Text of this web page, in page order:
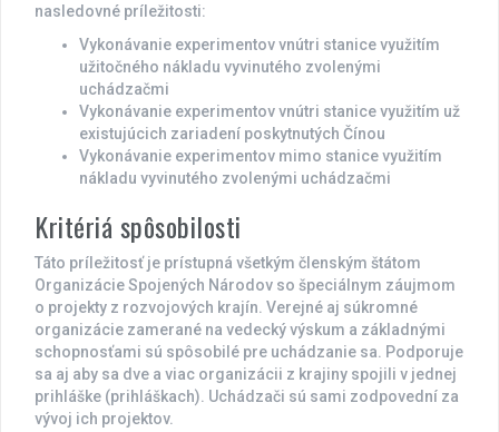
nasledovné príležitosti:
Vykonávanie experimentov vnútri stanice využitím
užitočného nákladu vyvinutého zvolenými
uchádzačmi
Vykonávanie experimentov vnútri stanice využitím už
existujúcich zariadení poskytnutých Čínou
Vykonávanie experimentov mimo stanice využitím
nákladu vyvinutého zvolenými uchádzačmi
Kritériá spôsobilosti
Táto príležitosť je prístupná všetkým členským štátom
Organizácie Spojených Národov so špeciálnym záujmom
o projekty z rozvojových krajín. Verejné aj súkromné
organizácie zamerané na vedecký výskum a základnými
schopnosťami sú spôsobilé pre uchádzanie sa. Podporuje
sa aj aby sa dve a viac organizácii z krajiny spojili v jednej
prihláške (prihláškach). Uchádzači sú sami zodpovední za
vývoj ich projektov.